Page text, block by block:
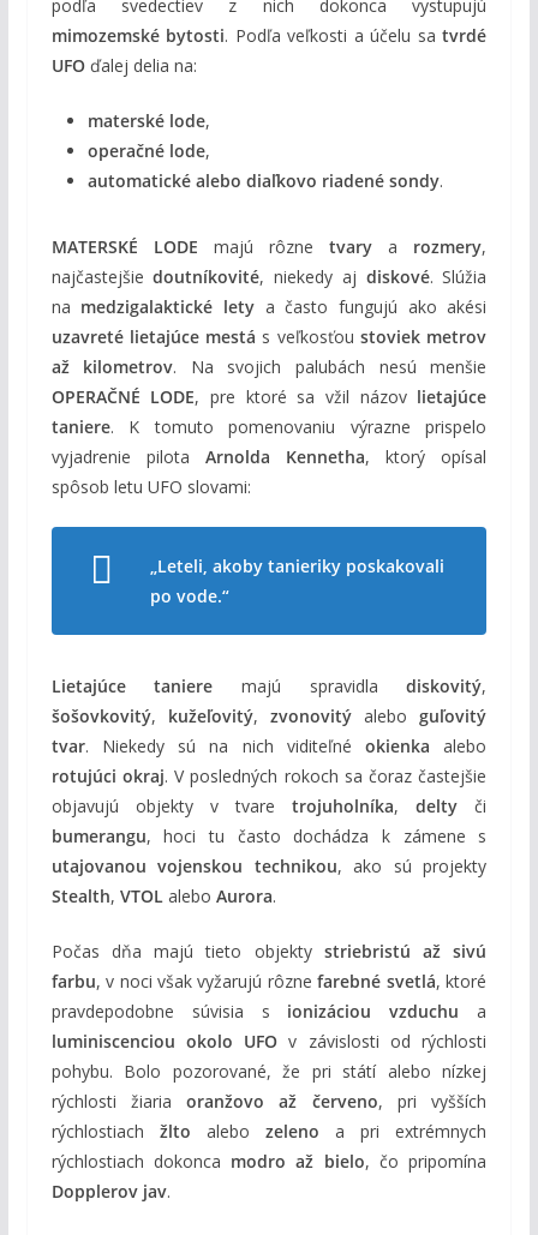
podľa svedectiev z nich dokonca vystupujú
mimozemské bytosti. Podľa veľkosti a účelu satvrdé
UFOďalej delia na:
materské lode,
operačné lode,
automatické alebo diaľkovo riadené sondy.
MATERSKÉ LODE majú rôznetvary a rozmery,
najčastejšiedoutníkovité, niekedy aj diskové. Slúžia
na medzigalaktické lety a často fungujú ako akési
uzavreté lietajúce mestá s veľkosťoustoviek metrov
až kilometrov. Na svojich palubách nesú menšie
OPERAČNÉ LODE, pre ktoré sa vžil názov lietajúce
taniere. K tomuto pomenovaniu výrazne prispelo
vyjadrenie pilota Arnolda Kennetha, ktorý opísal
spôsob letu UFO slovami:
„Leteli, akoby tanieriky poskakovali
po vode.“
Lietajúce taniere majú spravidladiskovitý,
šošovkovitý, kužeľovitý, zvonovitý aleboguľovitý
tvar. Niekedy sú na nich viditeľnéokienka alebo
rotujúci okraj. V posledných rokoch sa čoraz častejšie
objavujú objekty v tvaretrojuholníka,delty či
bumerangu, hoci tu často dochádza k zámene s
utajovanou vojenskou technikou, ako sú projekty
Stealth, VTOLalebo Aurora.
Počas dňa majú tieto objekty striebristú až sivú
farbu, v noci však vyžarujú rôznefarebné svetlá, ktoré
pravdepodobne súvisia s ionizáciou vzduchu a
luminiscenciou okolo UFO v závislosti od rýchlosti
pohybu. Bolo pozorované, že pri státí alebo nízkej
rýchlosti žiariaoranžovo až červeno, pri vyšších
rýchlostiach žlto alebo zeleno a pri extrémnych
rýchlostiach dokonca modro až bielo, čo pripomína
Dopplerov jav.